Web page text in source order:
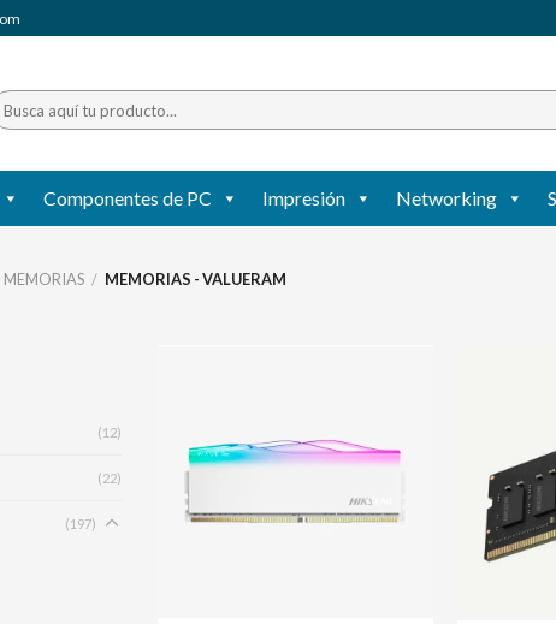
Componentes de PC Impresión Networking
MEMORIAS / MEMORIAS - VALUERAM
(12)
(22)
(197)
lista de
deseos